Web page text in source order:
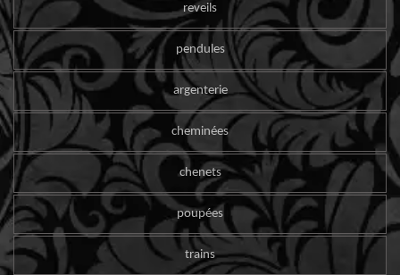
reveils
pendules
argenterie
cheminées
chenets
poupées
trains